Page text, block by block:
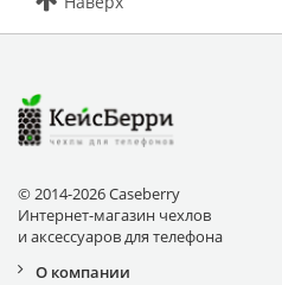
© 2014-2026 Caseberry
Интернет-магазин чехлов
и аксессуаров для телефона
О компании